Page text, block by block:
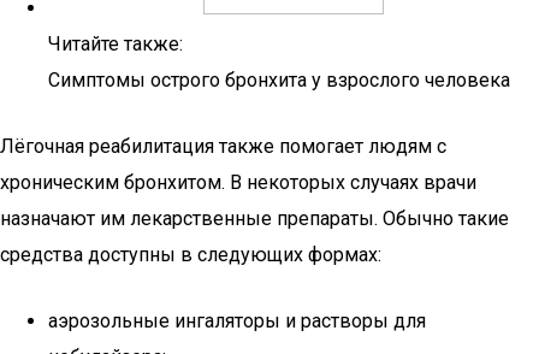
Читайте также:
Симптомы острого бронхита у взрослого человека
Лёгочная реабилитация также помогает людям с
хроническим бронхитом. В некоторых случаях врачи
назначают им лекарственные препараты. Обычно такие
средства доступны в следующих формах:
аэрозольные ингаляторы и растворы для